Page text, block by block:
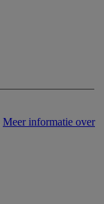
Meer informatie over